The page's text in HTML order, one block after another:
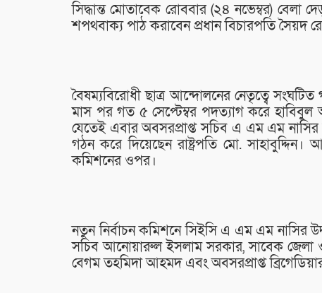
সিদ্ধান্ত মোতাবেক রোববার (২৪ নভেম্বর) বেলা
শপথবাক্য পাঠ করাবেন প্রধান বিচারপতি সৈয়দ
বৈষম্যবিরোধী ছাত্র আন্দোলনের নেতৃত্বে
মাস পর গত ৫ সেপ্টেম্বর পদত্যাগ করে হাবিবুল
যেতেই এবার অবসরপ্রাপ্ত সচিব এ এম এম নাসির
গঠন করে দিয়েছেন রাষ্ট্রপতি মো.
কমিশনের ওপর।
নতুন নির্বাচন কমিশনে সিইসি এ এম এম নাসির
সচিব আনোয়ারুল ইসলাম সরকার, সাবেক জেলা
বেগম তহমিদা আহমদ এবং অবসরপ্রাপ্ত